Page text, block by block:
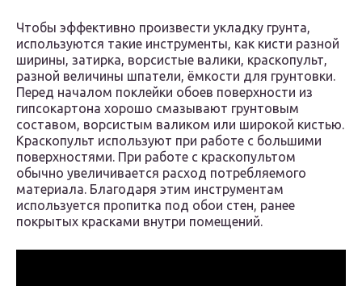
Чтобы эффективно произвести укладку грунта,
используются такие инструменты, как кисти разной
ширины, затирка, ворсистые валики, краскопульт,
разной величины шпатели, ёмкости для грунтовки.
Перед началом поклейки обоев поверхности из
гипсокартона хорошо смазывают грунтовым
составом, ворсистым валиком или широкой кистью.
Краскопульт используют при работе с большими
поверхностями. При работе с краскопультом
обычно увеличивается расход потребляемого
материала. Благодаря этим инструментам
используется пропитка под обои стен, ранее
покрытых красками внутри помещений.